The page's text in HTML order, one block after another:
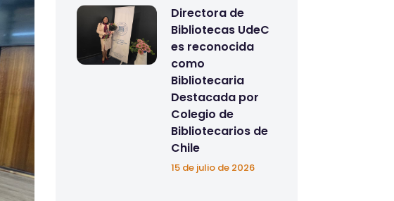
Directora de
Bibliotecas UdeC
es reconocida
como
Bibliotecaria
Destacada por
Colegio de
Bibliotecarios de
Chile
15 de julio de 2026